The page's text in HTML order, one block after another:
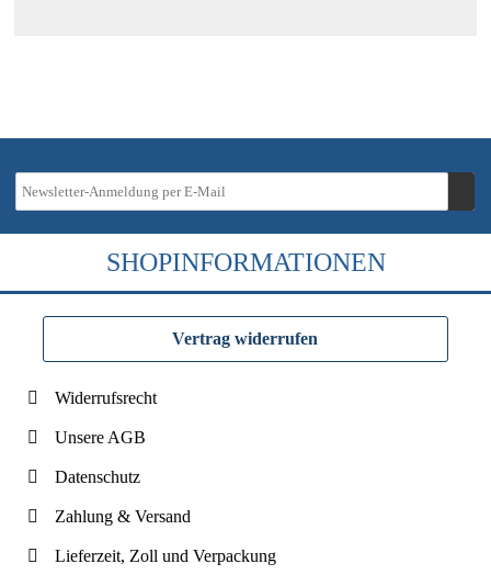
SHOPINFORMATIONEN
Vertrag widerrufen
Widerrufsrecht
Unsere AGB
Datenschutz
Zahlung & Versand
Lieferzeit, Zoll und Verpackung